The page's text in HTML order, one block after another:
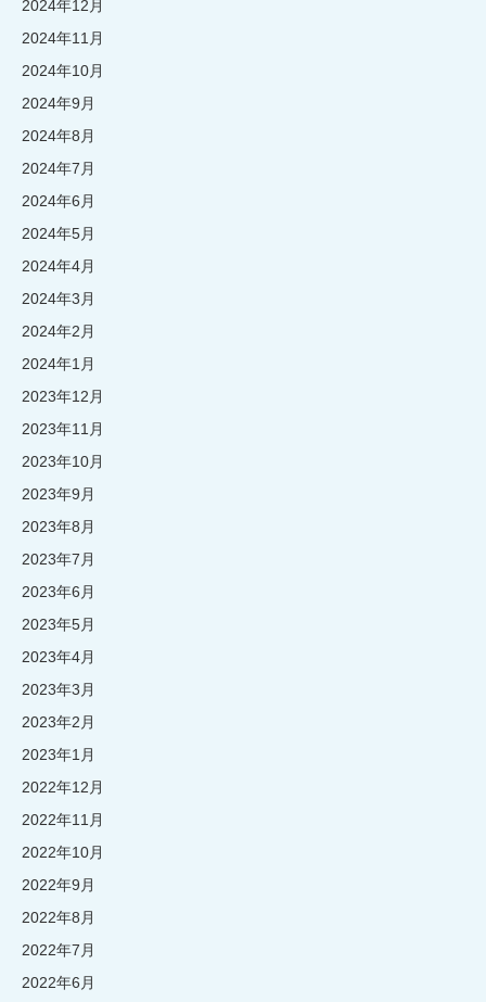
2024年12月
2024年11月
2024年10月
2024年9月
2024年8月
2024年7月
2024年6月
2024年5月
2024年4月
2024年3月
2024年2月
2024年1月
2023年12月
2023年11月
2023年10月
2023年9月
2023年8月
2023年7月
2023年6月
2023年5月
2023年4月
2023年3月
2023年2月
2023年1月
2022年12月
2022年11月
2022年10月
2022年9月
2022年8月
2022年7月
2022年6月